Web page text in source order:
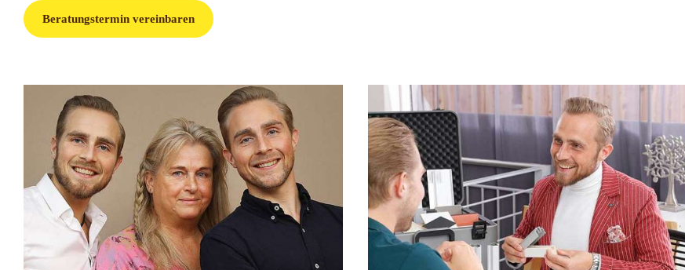
Beratungstermin vereinbaren